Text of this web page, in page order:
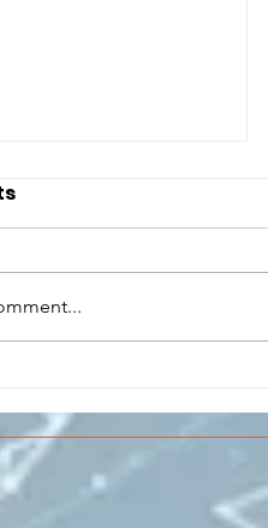
DI
SCUOLA
DEGLI STUDENTI
PINEDO-